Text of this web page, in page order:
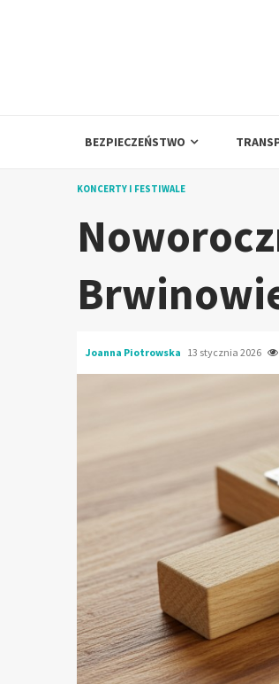
BEZPIECZEŃSTWO
KONCERTY I FESTIWALE
Joanna Piotrowska 13 stycznia 2026